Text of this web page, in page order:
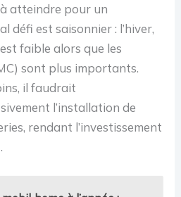
atteindre pour un
défi est saisonnier : l’hiver,
faible alors que les
sont plus importants.
il faudrait
l’installation de
rendant l’investissement